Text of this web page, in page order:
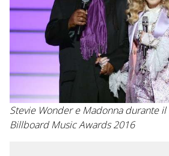
Stevie Wonder e Madonna durante
Billboard Music Awards 2016